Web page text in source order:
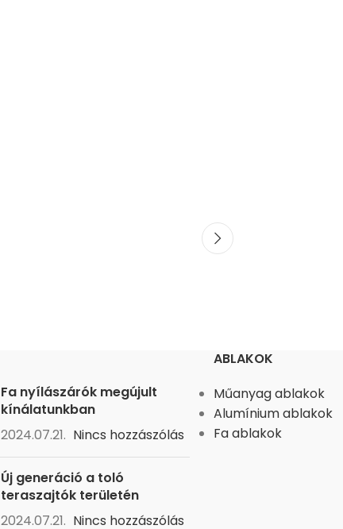
Fa nyílászárók megújult
kínálatunkban
2024.07.21. Nincs hozzászólás
Új generáció a toló
teraszajtók területén
2024.07.21. Nincs hozzászólás
ABLAKOK
Műanyag ablakok
Alumínium ablakok
Fa ablakok